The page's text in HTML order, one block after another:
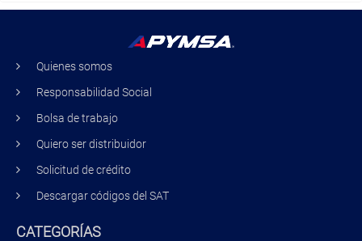
Quienes somos
Responsabilidad Social
Bolsa de trabajo
Quiero ser distribuidor
Solicitud de crédito
Descargar códigos del SAT
CATEGORÍAS